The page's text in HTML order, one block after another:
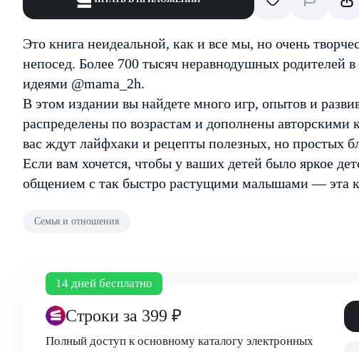
Это книга неидеальной, как и все мы, но очень
непосед. Более 700 тысяч неравнодушных родителей
идеями @mama_2h.
В этом издании вы найдете много игр, опытов и
распределены по возрастам и дополнены
вас ждут лайфхаки и рецепты полезных, но простых
Если вам хочется, чтобы у ваших детей было яркое
общением с так быстро растущими малышами — эта
Семья и отношения
14 дней бесплатно
Строки за 399 ₽
Полный доступ к основному каталогу электронных